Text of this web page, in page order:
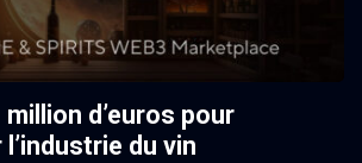
d’euros pour
du vin